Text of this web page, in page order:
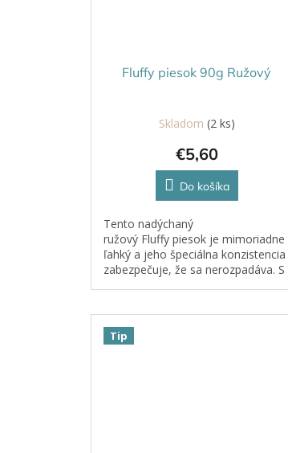
Fluffy piesok 90g Ružový
Skladom (2 ks)
€5,60
Do košíka
Tento nadýchaný
ružový Fluffy piesok je mimoriadne
ľahký a jeho špeciálna konzistencia
zabezpečuje, že sa nerozpadáva. S
Tip